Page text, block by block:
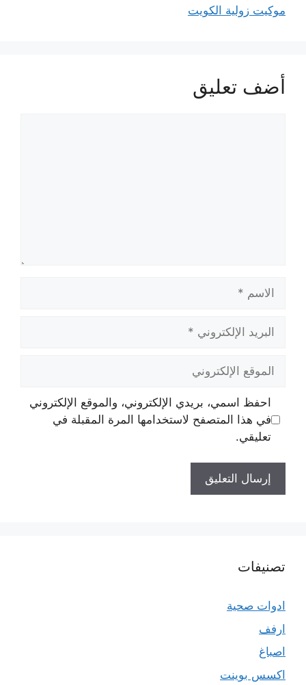
موكيت زولية الكويت
أضف تعليق
الإلكتروني
الإلكتروني
احفظ اسمي، بريدي الإلكتروني، والموقع الإلكتروني
في هذا المتصفح لاستخدامها المرة المقبلة في
تعليقي.
تصنيفات
ادوات صحية
ارفف
اصباغ
اكسس بوينت